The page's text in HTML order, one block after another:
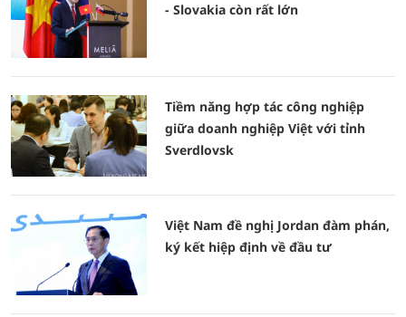
- Slovakia còn rất lớn
Tiềm năng hợp tác công nghiệp
giữa doanh nghiệp Việt với tỉnh
Sverdlovsk
Việt Nam đề nghị Jordan đàm phán,
ký kết hiệp định về đầu tư